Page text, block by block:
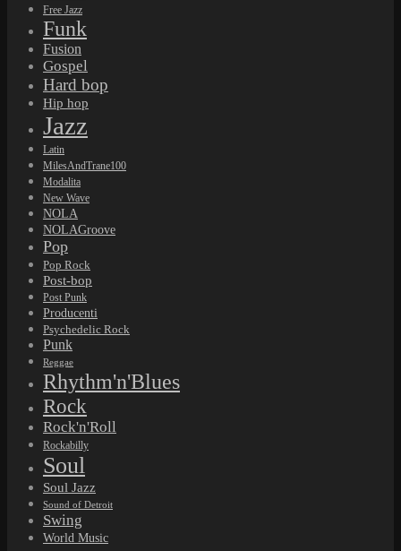
Free Jazz
Funk
Fusion
Gospel
Hard bop
Hip hop
Jazz
Latin
MilesAndTrane100
Modalita
New Wave
NOLA
NOLAGroove
Pop
Pop Rock
Post-bop
Post Punk
Producenti
Psychedelic Rock
Punk
Reggae
Rhythm'n'Blues
Rock
Rock'n'Roll
Rockabilly
Soul
Soul Jazz
Sound of Detroit
Swing
World Music